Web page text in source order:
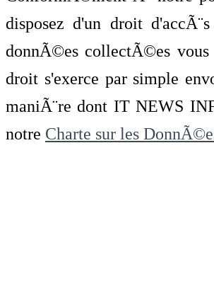
disposez d'un droit
donnÃ©es collectÃ©es
droit s'exerce par simple
maniÃ¨re dont IT NEWS
notre Charte sur les